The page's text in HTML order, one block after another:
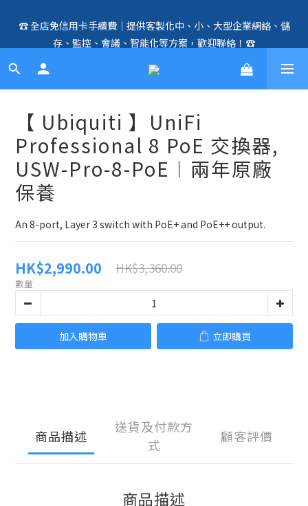
（SSD、HDD、UPS 除外）🛍️
存、監控、會議、智能化等方案，歡迎聯絡！☎️
🛍️  全店免信用卡手續費、購物滿 HK$1000，即享免運優惠！
【 Ubiquiti 】UniFi
Professional 8 PoE 交換器,
USW-Pro-8-PoE︱兩年原廠
保養
An 8-port, Layer 3 switch with PoE+ and PoE++ output.
HK$2,990.00 HK$3,360.00
數量
加入購物車 立即購買
商品描述
送貨及付款方
式
顧客評價
商品描述